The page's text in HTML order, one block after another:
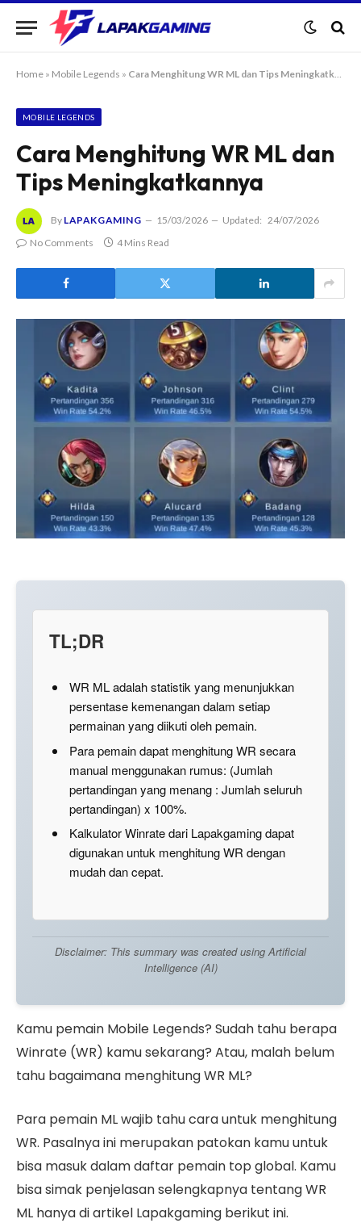
Home » Mobile Legends » Cara Menghitung WR ML dan Tips Meningkatkannya
MOBILE LEGENDS
Cara Menghitung WR ML dan
Tips Meningkatkannya
By LAPAKGAMING 15/03/2026 Updated: 24/07/2026
No Comments
4 Mins Read
TL;DR
WR ML adalah statistik yang menunjukkan
persentase kemenangan dalam setiap
permainan yang diikuti oleh pemain.
Para pemain dapat menghitung WR secara
manual menggunakan rumus: (Jumlah
pertandingan yang menang : Jumlah seluruh
pertandingan) x 100%.
Kalkulator Winrate dari Lapakgaming dapat
digunakan untuk menghitung WR dengan
mudah dan cepat.
Disclaimer: This summary was created using Artificial
Intelligence (AI)
Kamu pemain Mobile Legends? Sudah tahu berapa
Winrate (WR) kamu sekarang? Atau, malah belum
tahu bagaimana menghitung WR ML?
Para pemain ML wajib tahu cara untuk menghitung
WR. Pasalnya ini merupakan patokan kamu untuk
bisa masuk dalam daftar pemain top global. Kamu
bisa simak penjelasan selengkapnya tentang WR
ML hanya di artikel Lapakgaming berikut ini.